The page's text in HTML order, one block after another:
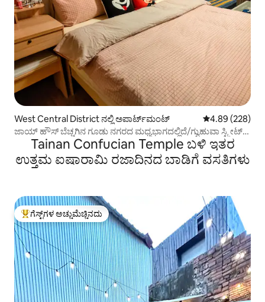
West Central District ನಲ್ಲಿ ಅಪಾರ್ಟ್‌ಮಂಟ್ 5 ರಲ್ಲಿ 4.89
4.89 (228)
ಜಾಯ್ ಹೌಸ್ ಬೆಚ್ಚಗಿನ ಗೂಡು ನಗರದ ಮಧ್ಯಭಾಗದಲ್ಲಿದೆ/ಗ್ವುಹುವಾ ಸ್ಟ್ರೀಟ್/
ಝೆಂಗ್ಕ್ಸಿಂಗ್ ಸ್ಟ್ರೀಟ್ ಸ್ಥಳವು ವಿಶಾಲವಾದ, ಆರಾಮದಾಯಕ,
ಆರಾಮದಾಯಕ, ಸ್ವಚ್ಛ ಮತ್ತು ಪ್ರಕಾಶಮಾನವಾಗಿದೆ
Tainan Confucian Temple ಬಳಿ ಇತರ
ಉತ್ತಮ ಐಷಾರಾಮಿ ರಜಾದಿನದ ಬಾಡಿಗೆ ವಸತಿಗಳು
ಗೆಸ್ಟ್‌ಗಳಿಗೆ ಅತಿ ಹೆಚ್ಚು ಅಚ್ಚುಮೆಚ್ಚಿನದು
ಗೆಸ್ಟ್‌ಗಳ ಅಚ್ಚುಮೆಚ್ಚಿನದು